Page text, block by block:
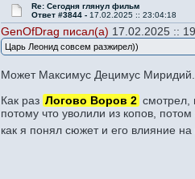
Re: Сегодня глянул фильм
Ответ #3844 - 17.02.2025 :: 23:04:18
GenOfDrag писал(а) 17.02.2025 ::
Царь Леонид совсем разжирел))
Может Максимус Децимус
Как раз Логово Воров 2 смотрел,
потому что уволили из копов,
как я понял сюжет и его влияние